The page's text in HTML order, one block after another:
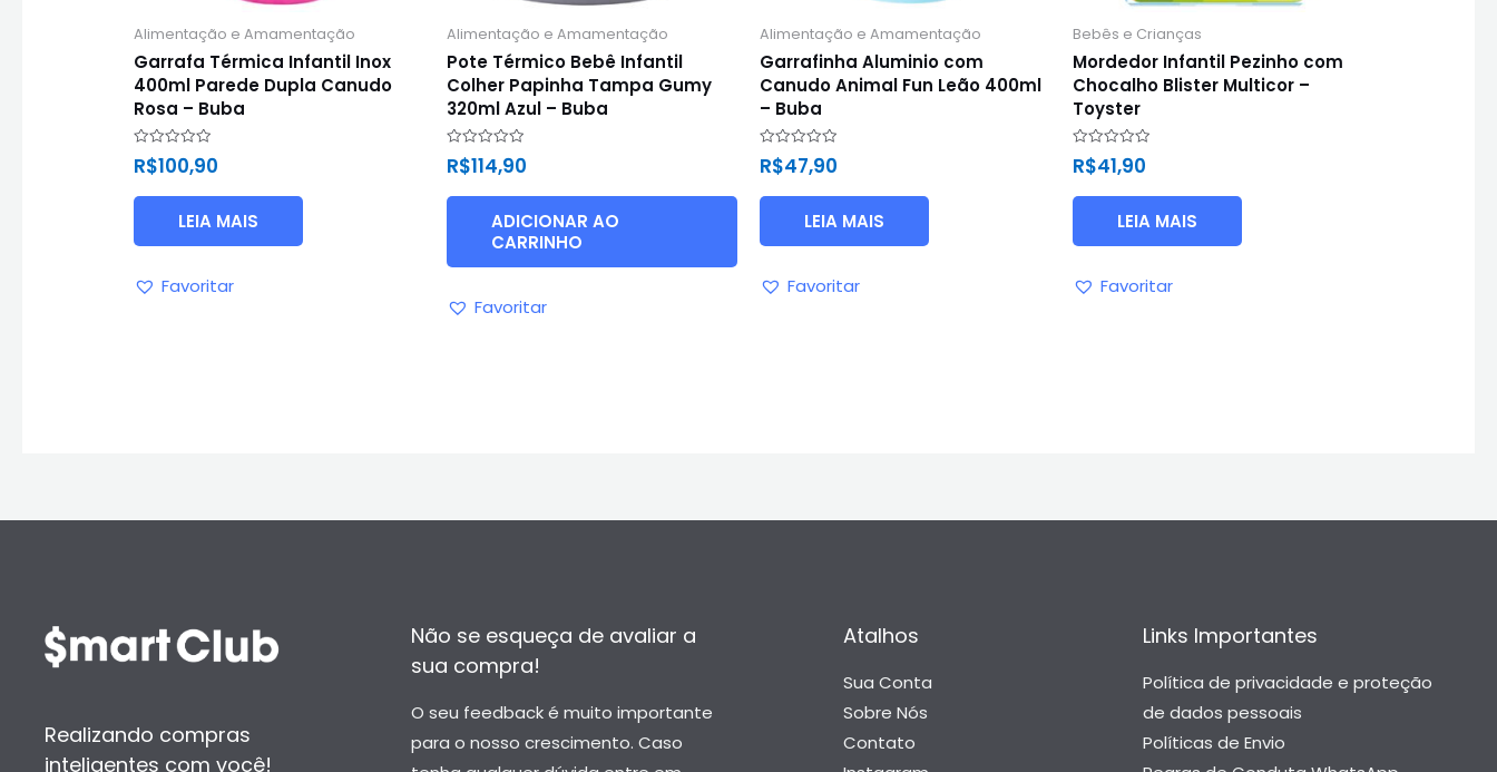
Alimentação e Amamentação
Garrafa Térmica Infantil Inox
400ml Parede Dupla Canudo
Rosa – Buba
Avaliação
0
5
R$100,90
LEIA MAIS
Favoritar
Alimentação e Amamentação
Pote Térmico Bebê Infantil
Colher Papinha Tampa Gumy
320ml Azul – Buba
Avaliação
0
5
R$114,90
ADICIONAR AO
CARRINHO
Favoritar
Alimentação e Amamentação
Garrafinha Aluminio com
Canudo Animal Fun Leão 400ml
– Buba
Avaliação
0
5
R$47,90
LEIA MAIS
Favoritar
Bebês e Crianças
Mordedor Infantil Pezinho com
Chocalho Blister Multicor –
Toyster
Avaliação
0
5
R$41,90
LEIA MAIS
Favoritar
Realizando compras
inteligentes com você!
Não se esqueça de avaliar a
sua compra!
O seu feedback é muito importante
para o nosso crescimento. Caso
Atalhos
Sua Conta
Sobre Nós
Contato
Links Importantes
Política de privacidade e proteção
de dados pessoais
Políticas de Envio